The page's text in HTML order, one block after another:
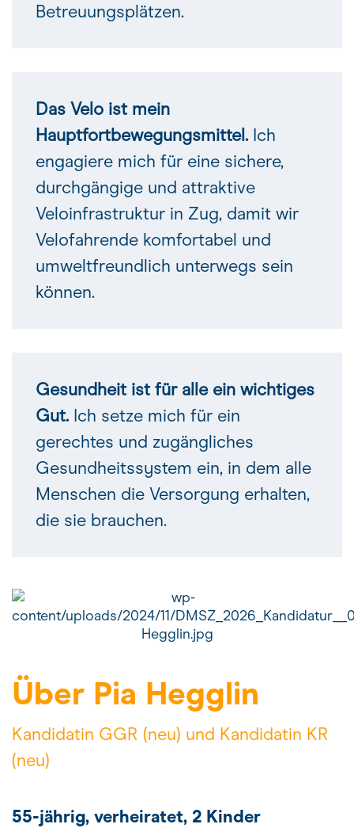
Betreuungsplätzen.
Das Velo ist mein
Hauptfortbewegungsmittel.Ich
engagiere mich für eine sichere,
durchgängige und attraktive
Veloinfrastruktur in Zug, damit wir
Velofahrende komfortabel und
umweltfreundlich unterwegs sein
können.
Gesundheit ist für alle ein wichtiges
Gut.Ich setze mich für ein
gerechtes und zugängliches
Gesundheitssystem ein, in dem alle
Menschen die Versorgung erhalten,
die sie brauchen.
Über Pia Hegglin
Kandidatin GGR (neu) und Kandidatin KR
(neu)
55-jährig, verheiratet, 2 Kinder